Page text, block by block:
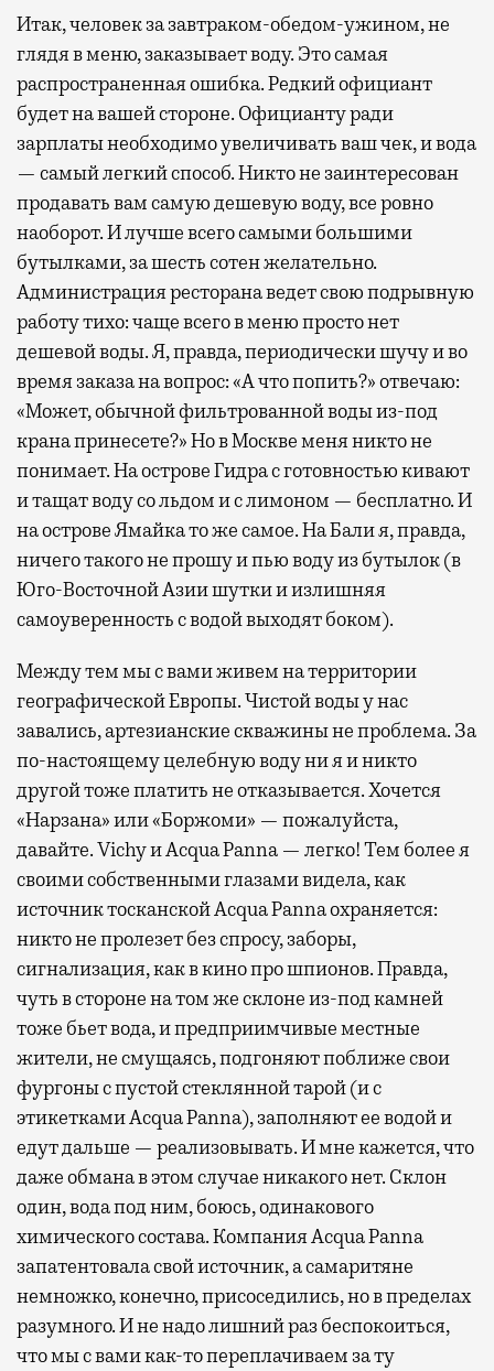
Итак, человек за завтраком-обедом-ужином, не
глядя в меню, заказывает воду. Это самая
распространенная ошибка. Редкий официант
будет на вашей стороне. Официанту ради
зарплаты необходимо увеличивать ваш чек, и вода
— самый легкий способ. Никто не заинтересован
продавать вам самую дешевую воду, все ровно
наоборот. И лучше всего самыми большими
бутылками, за шесть сотен желательно.
Администрация ресторана ведет свою подрывную
работу тихо: чаще всего в меню просто нет
дешевой воды. Я, правда, периодически шучу и во
время заказа на вопрос: «А что попить?» отвечаю:
«Может, обычной фильтрованной воды из-под
крана принесете?» Но в Москве меня никто не
понимает. На острове Гидра с готовностью кивают
и тащат воду со льдом и с лимоном — бесплатно. И
на острове Ямайка то же самое. На Бали я, правда,
ничего такого не прошу и пью воду из бутылок (в
Юго-Восточной Азии шутки и излишняя
самоуверенность с водой выходят боком).
Между тем мы с вами живем на территории
географической Европы. Чистой воды у нас
завались, артезианские скважины не проблема. За
по-настоящему целебную воду ни я и никто
другой тоже платить не отказывается. Хочется
«Нарзана» или «Боржоми» — пожалуйста,
давайте. Vichy и Acqua Panna — легко! Тем более я
своими собственными глазами видела, как
источник тосканской Acqua Panna охраняется:
никто не пролезет без спросу, заборы,
сигнализация, как в кино про шпионов. Правда,
чуть в стороне на том же склоне из-под камней
тоже бьет вода, и предприимчивые местные
жители, не смущаясь, подгоняют поближе свои
фургоны с пустой стеклянной тарой (и с
этикетками Acqua Panna), заполняют ее водой и
едут дальше — реализовывать. И мне кажется, что
даже обмана в этом случае никакого нет. Склон
один, вода под ним, боюсь, одинакового
химического состава. Компания Acqua Panna
запатентовала свой источник, а самаритяне
немножко, конечно, присоседились, но в пределах
разумного. И не надо лишний раз беспокоиться,
что мы с вами как-то переплачиваем за ту